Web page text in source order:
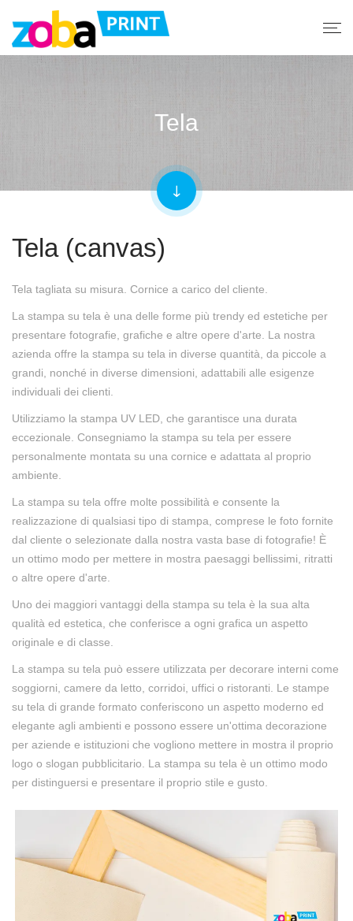
Tela
Tela (canvas)
Tela tagliata su misura. Cornice a carico del cliente.
La stampa su tela è una delle forme più trendy ed estetiche per
presentare fotografie, grafiche e altre opere d'arte. La nostra
azienda offre la stampa su tela in diverse quantità, da piccole a
grandi, nonché in diverse dimensioni, adattabili alle esigenze
individuali dei clienti.
Utilizziamo la stampa UV LED, che garantisce una durata
eccezionale. Consegniamo la stampa su tela per essere
personalmente montata su una cornice e adattata al proprio
ambiente.
La stampa su tela offre molte possibilità e consente la
realizzazione di qualsiasi tipo di stampa, comprese le foto fornite
dal cliente o selezionate dalla nostra vasta base di fotografie! È
un ottimo modo per mettere in mostra paesaggi bellissimi, ritratti
o altre opere d'arte.
Uno dei maggiori vantaggi della stampa su tela è la sua alta
qualità ed estetica, che conferisce a ogni grafica un aspetto
originale e di classe.
La stampa su tela può essere utilizzata per decorare interni come
soggiorni, camere da letto, corridoi, uffici o ristoranti. Le stampe
su tela di grande formato conferiscono un aspetto moderno ed
elegante agli ambienti e possono essere un'ottima decorazione
per aziende e istituzioni che vogliono mettere in mostra il proprio
logo o slogan pubblicitario. La stampa su tela è un ottimo modo
per distinguersi e presentare il proprio stile e gusto.